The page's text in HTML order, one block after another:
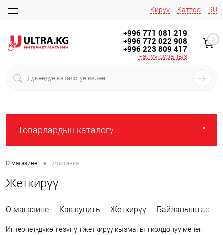
Кирүү Каттоо RU
+996 771 081 219
+996 772 022 908
+996 223 809 417
Чалуу сураңыз
0
Товарлардын каталогу
О магазине • Доставка
Жеткирүү
О магазине Как купить Жеткирүү Байланыштар
Интернет-дүкөн өзүнүн жеткирүү кызматын колдонуу менен